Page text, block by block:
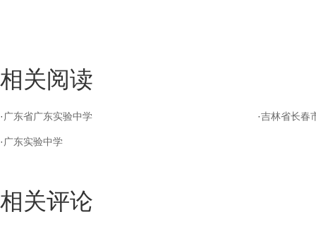
相关阅读
· 广东省广东实验中学 ·吉林省长春
· 广东实验中学
相关评论